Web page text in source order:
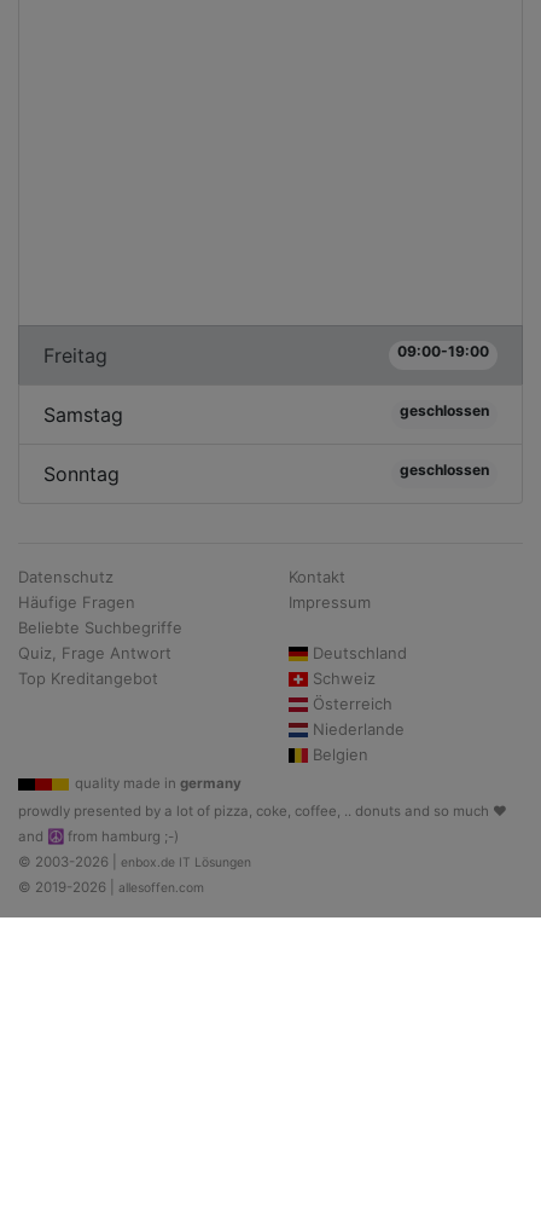
Freitag 09:00-19:00
Samstag geschlossen
Sonntag geschlossen
Datenschutz
Häufige Fragen
Beliebte Suchbegriffe
Quiz, Frage Antwort
Top Kreditangebot
Kontakt
Impressum
Deutschland
Schweiz
Österreich
Niederlande
Belgien
quality made in germany
prowdly presented by a lot of pizza, coke, coffee, .. donuts and so much ♥
and ☮ from hamburg ;-)
© 2003-2026 | enbox.de IT Lösungen
© 2019-2026 | allesoffen.com